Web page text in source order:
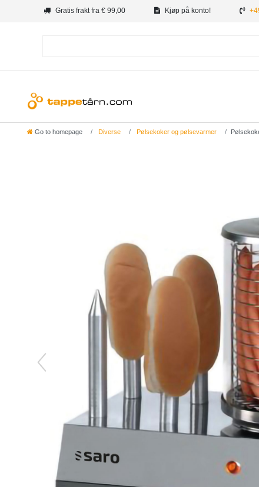
Gratis frakt fra € 99,00 Kjøp på konto!
Go to homepage Diverse Pølsekoker og pølsevarmer